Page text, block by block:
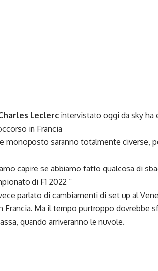
Leclerc intervistato oggi da sky ha
in Francia
monoposto saranno totalmente diverse,
capire se abbiamo fatto qualcosa di
di F1 2022 “
parlato di cambiamenti di set up al
Francia. Ma il tempo purtroppo dovrebbe
quando arriveranno le nuvole.